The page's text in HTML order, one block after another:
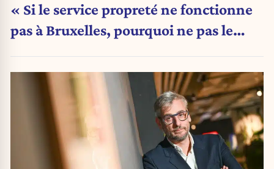
« Si le service propreté ne fonctionne
pas à Bruxelles, pourquoi ne pas le